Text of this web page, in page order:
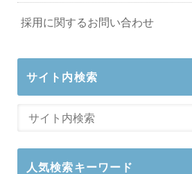
採用に関するお問い合わせ
サイト内検索
人気検索キーワード